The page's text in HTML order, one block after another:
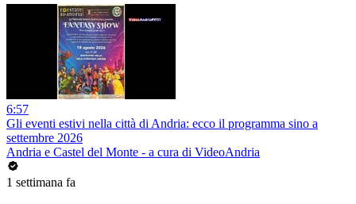
6:57
Gli eventi estivi nella città di Andria: ecco il programma sino a
settembre 2026
Andria e Castel del Monte - a cura di VideoAndria
1 settimana fa